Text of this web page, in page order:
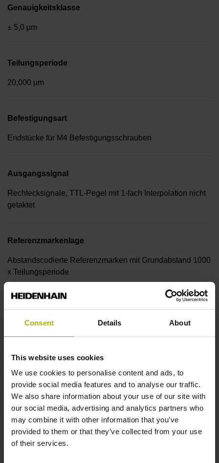
Consent Details About
This website uses cookies
We use cookies to personalise content and ads, to
provide social media features and to analyse our traffic.
We also share information about your use of our site with
our social media, advertising and analytics partners who
may combine it with other information that you’ve
provided to them or that they’ve collected from your use
of their services.
Genauigkeitsklasse
± 5,0 µm
Teilungsperiode
20,000 µm
Befestigungsart
Endstücke für M4 Befestigungsschrauben
Ausgangssignal
Rechtecksignale, TTL-Pegel mit 1-fach Interpolation nicht
getaktet
Referenzmarkenlage
Abstandscodierte Referenzmarken mit Grundabstand 1000
x Teilungsperiode
Weitere Referenzmarken
keine
Referenzimpulsbreite
90°
Störungssignal
MT